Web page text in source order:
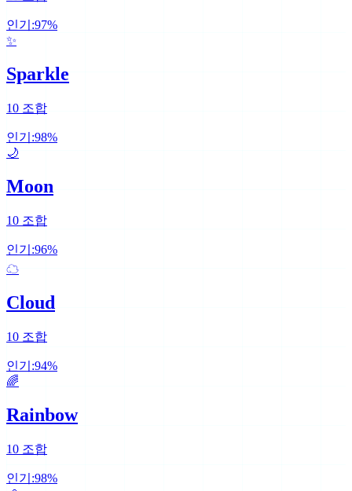
인기:97%
✨
Sparkle
10 조합
인기:98%
🌙
Moon
10 조합
인기:96%
☁
Cloud
10 조합
인기:94%
🌈
Rainbow
10 조합
인기:98%